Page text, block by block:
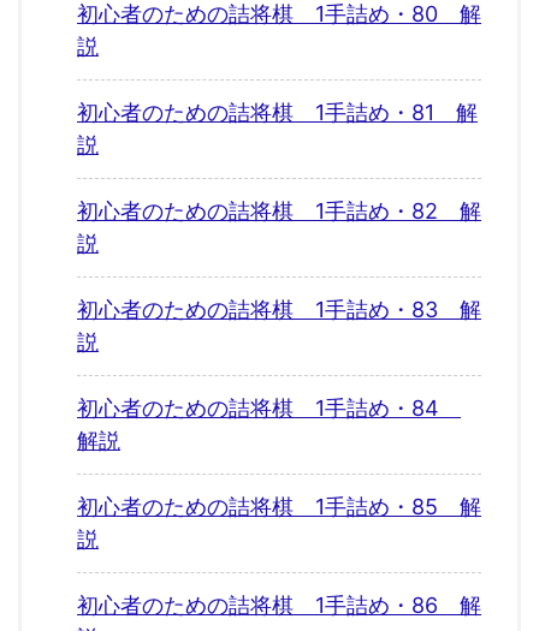
初心者のための詰将棋 1手詰め・80 解
説
初心者のための詰将棋 1手詰め・81 解
説
初心者のための詰将棋 1手詰め・82 解
説
初心者のための詰将棋 1手詰め・83 解
説
初心者のための詰将棋 1手詰め・84
解説
初心者のための詰将棋 1手詰め・85 解
説
初心者のための詰将棋 1手詰め・86 解